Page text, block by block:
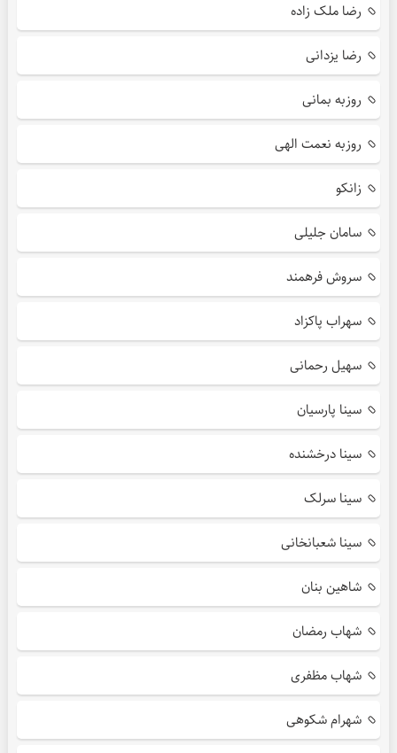
رضا ملک زاده
رضا یزدانی
روزبه بمانی
روزبه نعمت الهی
زانکو
سامان جلیلی
سروش فرهمند
سهراب پاکزاد
سهیل رحمانی
سینا پارسیان
سینا درخشنده
سینا سرلک
سینا شعبانخانی
شاهین بنان
شهاب رمضان
شهاب مظفری
شهرام شکوهی